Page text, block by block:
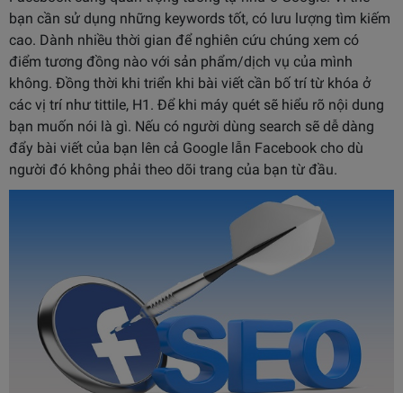
bạn cần sử dụng những keywords tốt, có lưu lượng tìm kiếm
cao. Dành nhiều thời gian để nghiên cứu chúng xem có
điểm tương đồng nào với sản phẩm/dịch vụ của mình
không. Đồng thời khi triển khi bài viết cần bố trí từ khóa ở
các vị trí như tittile, H1. Để khi máy quét sẽ hiểu rõ nội dung
bạn muốn nói là gì. Nếu có người dùng search sẽ dễ dàng
đẩy bài viết của bạn lên cả Google lẫn Facebook cho dù
người đó không phải theo dõi trang của bạn từ đầu.